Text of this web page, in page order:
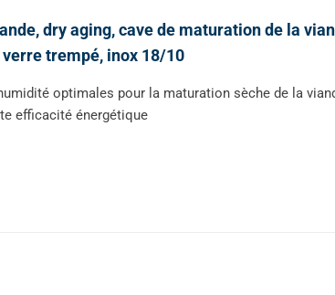
dry aging, cave de maturation de la
verre trempé, inox 18/10
optimales pour la maturation sèche de la
efficacité énergétique